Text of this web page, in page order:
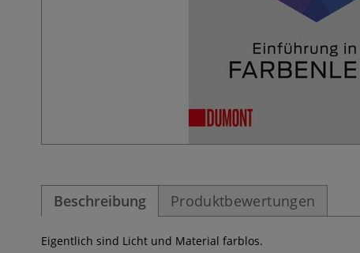
Beschreibung Produktbewertungen
Eigentlich sind Licht und Material farblos.